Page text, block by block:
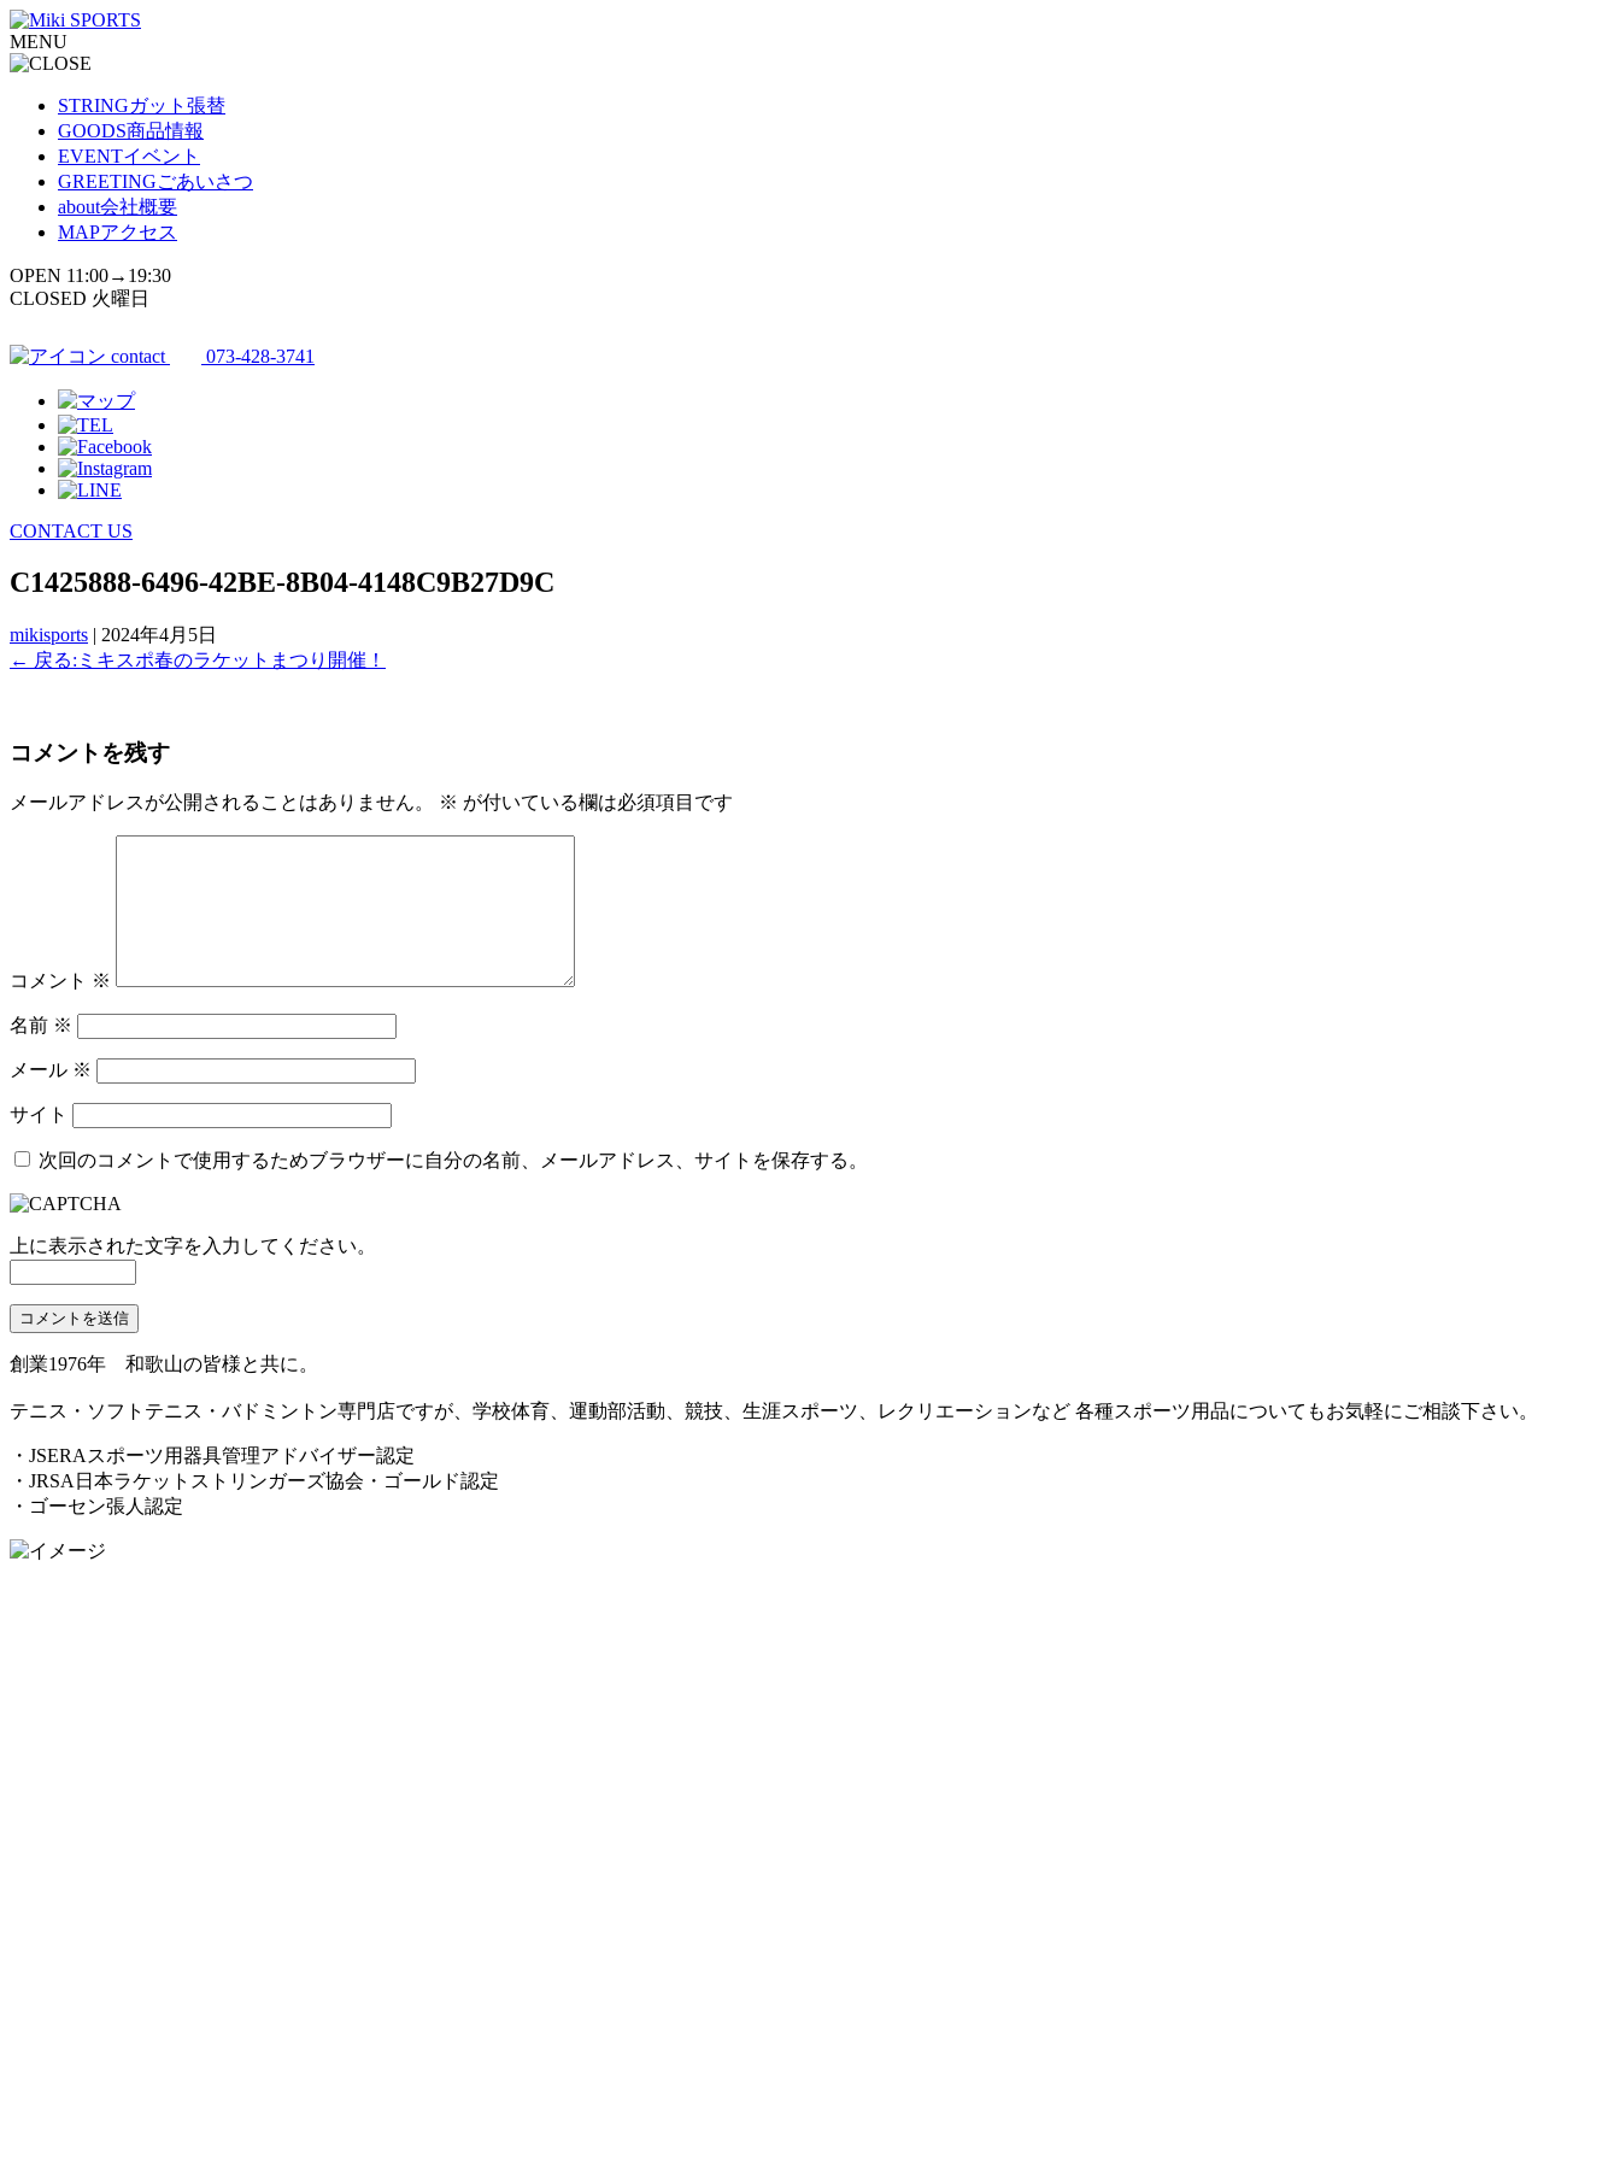
コ
ン
テ
MENU
STRINGガット張替
GOODS商品情報
EVENTイベント
GREETINGごあいさつ
about会社概要
MAPアクセス
OPEN 11:00→19:30
CLOSED 火曜日
contact 073-428-3741
CONTACT US
C1425888-6496-42BE-8B04-4148C9B27D9C
mikisports | 2024年4月5日
← 戻る:ミキスポ春のラケットまつり開催！
コメントを残す
メールアドレスが公開されることはありません。 ※ が付いている欄は必須項目です
コメント ※
名前 ※
メール ※
サイト
次回のコメントで使用するためブラウザーに自分の名前、メールアドレス、サイトを保存する。
上に表示された文字を入力してください。
創業1976年 和歌山の皆様と共に。
テニス・ソフトテニス・バドミントン専門店ですが、学校体育、運動部活動、競技、生涯スポーツ、レクリエーションなど 各種スポーツ用品についてもお気軽にご相談下さい。
・JSERAスポーツ用器具管理アドバイザー認定
・JRSA日本ラケットストリンガーズ協会・ゴールド認定
・ゴーセン張人認定